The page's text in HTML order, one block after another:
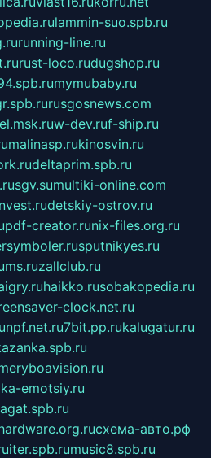
lammin-suo.spb.ru
running-line.ru
rust-loco.rudugshop.ru
mymubaby.ru
rusgosnews.com
w-dev.ruf-ship.ru
malinasp.rukinosvin.ru
deltaprim.spb.ru
sgv.sumultiki-online.com
detskiy-ostrov.ru
pdf-creator.runix-files.org.ru
sputnikyes.ru
zallclub.ru
haikko.rusobakopedia.ru
clock.net.ru
npf.net.ru7bit.pp.rukalugatur.ru
emotsiy.ru
agat.spb.ru
схема-авто.рф
music8.spb.ru